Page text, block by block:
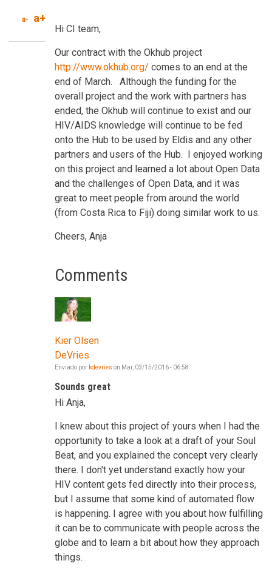
a- a+
Hi CI team,
Our contract with the Okhub project
http://www.okhub.org/ comes to an end at the
end of March. Although the funding for the
overall project and the work with partners has
ended, the Okhub will continue to exist and our
HIV/AIDS knowledge will continue to be fed
onto the Hub to be used by Eldis and any other
partners and users of the Hub. I enjoyed working
on this project and learned a lot about Open Data
and the challenges of Open Data, and it was
great to meet people from around the world
(from Costa Rica to Fiji) doing similar work to us.
Cheers, Anja
Comments
Kier Olsen
DeVries
Enviado por kdevries on Mar, 03/15/2016 - 06:58
Sounds great
Hi Anja,
I knew about this project of yours when I had the
opportunity to take a look at a draft of your Soul
Beat, and you explained the concept very clearly
there. I don't yet understand exactly how your
HIV content gets fed directly into their process,
but I assume that some kind of automated flow
is happening. I agree with you about how fulfilling
it can be to communicate with people across the
globe and to learn a bit about how they approach
things.